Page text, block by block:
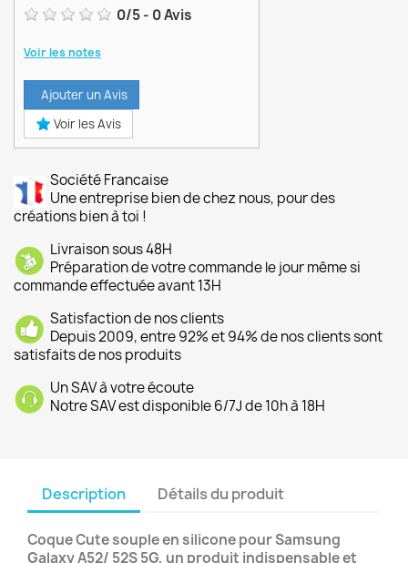
0/5- 0Avis
Voir les notes
Ajouter un Avis
Voir les Avis
Société Francaise
Une entreprise bien de chez nous, pour des
créations bien à toi !
Livraison sous 48H
Préparation de votre commande le jour même si
commande effectuée avant 13H
Satisfaction de nos clients
Depuis 2009, entre 92% et 94% de nos clients sont
satisfaits de nos produits
Un SAV à votre écoute
Notre SAV est disponible 6/7J de 10h à 18H
Description Détails du produit
Coque Cute souple en silicone pour Samsung
Galaxy A52/ 52S 5G, un produit indispensable et